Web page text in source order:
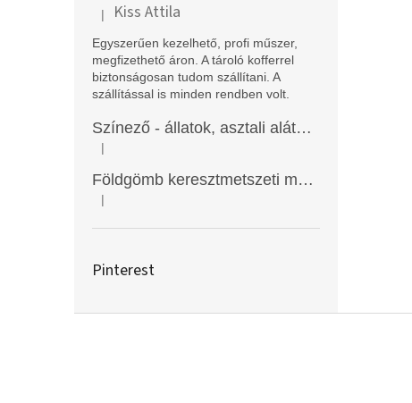
A termék értékelése 5-ből 5 csillag.
| Kiss Attila
Egyszerűen kezelhető, profi műszer,
megfizethető áron. A tároló kofferrel
biztonságosan tudom szállítani. A
szállítással is minden rendben volt.
Színező - állatok, asztali alátét, Funny Mat
A termék értékelése 5-ből 5 csillag.
|
Földgömb keresztmetszeti modell
A termék értékelése 5-ből 5 csillag.
|
Pinterest